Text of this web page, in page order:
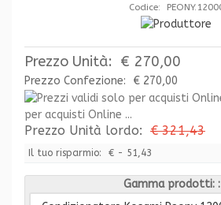
Codice:
Prezzo Unità: € 270,00
Prezzo Confezione:
€ 270,00
per acquisti Online ...
Prezzo Unità lordo: € 321,43
Il tuo risparmio: € - 51,43
Gamma prodotti: